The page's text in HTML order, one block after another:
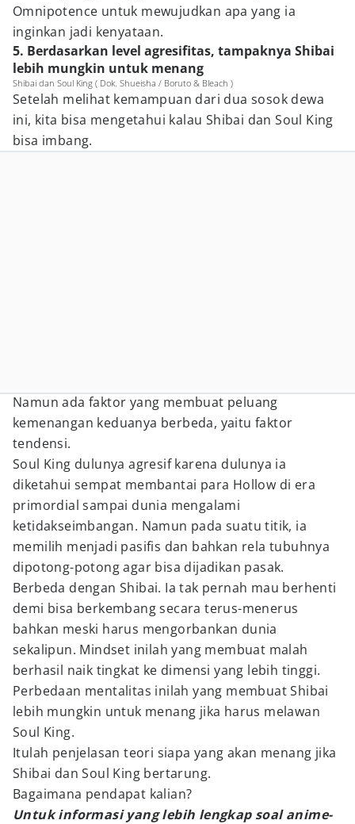
Omnipotence untuk mewujudkan apa yang ia
inginkan jadi kenyataan.
5. Berdasarkan level agresifitas, tampaknya Shibai
lebih mungkin untuk menang
Shibai dan Soul King ( Dok. Shueisha / Boruto & Bleach )
Setelah melihat kemampuan dari dua sosok dewa
ini, kita bisa mengetahui kalau Shibai dan Soul King
bisa imbang.
Namun ada faktor yang membuat peluang
kemenangan keduanya berbeda, yaitu faktor
tendensi.
Soul King dulunya agresif karena dulunya ia
diketahui sempat membantai para Hollow di era
primordial sampai dunia mengalami
ketidakseimbangan. Namun pada suatu titik, ia
memilih menjadi pasifis dan bahkan rela tubuhnya
dipotong-potong agar bisa dijadikan pasak.
Berbeda dengan Shibai. Ia tak pernah mau berhenti
demi bisa berkembang secara terus-menerus
bahkan meski harus mengorbankan dunia
sekalipun. Mindset inilah yang membuat malah
berhasil naik tingkat ke dimensi yang lebih tinggi.
Perbedaan mentalitas inilah yang membuat Shibai
lebih mungkin untuk menang jika harus melawan
Soul King.
Itulah penjelasan teori siapa yang akan menang jika
Shibai dan Soul King bertarung.
Bagaimana pendapat kalian?
Untuk informasi yang lebih lengkap soal anime-